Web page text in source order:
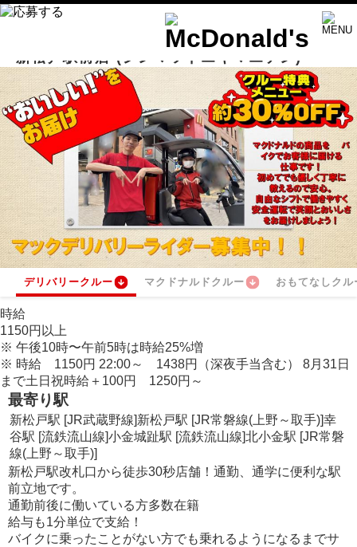
新松戸駅前店 (シンマツドエキマエテン)
デリバリークルー マクドナルドクルー おもてなしクル
時給
1150円 以上
※ 午後10時〜午前5時は時給25%増
※ 時給 1150円 22:00～ 1438円
（深夜手当含む） 8月31日
まで土日祝時給＋ 100円 1250円 ～
最寄り駅
新松戸駅 [JR武蔵野線]新松戸駅 [JR常磐線(上野～取手)]幸
谷駅 [流鉄流山線]小金城趾駅 [流鉄流山線]北小金駅 [JR常磐
線(上野～取手)]
新松戸駅改札口から徒歩30秒店舗！通勤、通学に便利な駅
前立地です。
通勤前後に働いている方多数在籍
給与も1分単位で支給！
バイクに乗ったことがない方でも乗れるようになるまでサ